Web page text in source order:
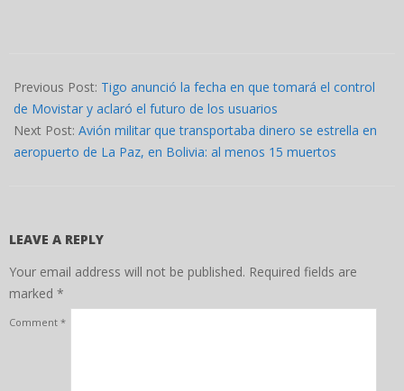
02-
27
Previous Post: Tigo anunció la fecha en que tomará el control
de Movistar y aclaró el futuro de los usuarios
Next Post: Avión militar que transportaba dinero se estrella en
aeropuerto de La Paz, en Bolivia: al menos 15 muertos
LEAVE A REPLY
Your email address will not be published. Required fields are
marked *
Comment *